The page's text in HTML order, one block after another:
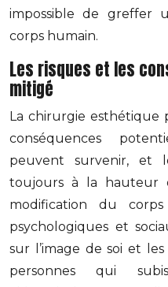
impossible de greffer
corps humain.
Les risques et les
mitigé
La chirurgie esthétique
conséquences
peuvent survenir, et
toujours à la hauteur
modification du
psychologiques et
sur l’image de soi et les
personnes qui